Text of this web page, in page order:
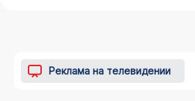
Реклама на телевидении